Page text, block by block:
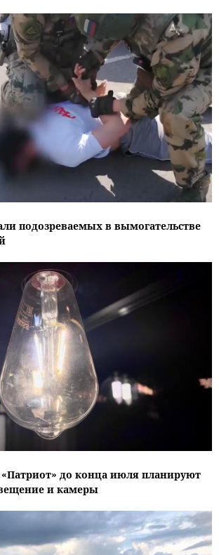
подозреваемых в вымогательстве
«Патриот» до конца июля планируют
и камеры